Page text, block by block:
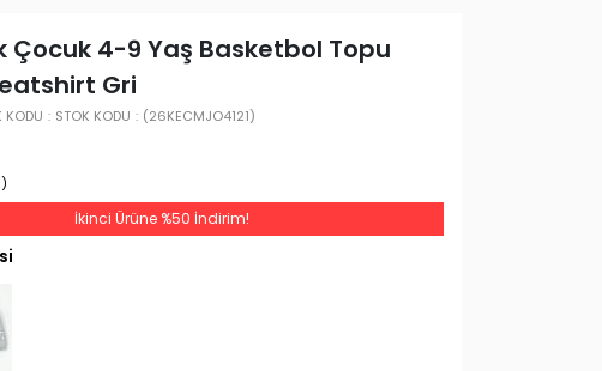
Çocuk 4-9 Yaş Basketbol Topu
Gri
(26KECMJO4121)
KODU STOK KODU
İkinci Ürüne %50 İndirim!